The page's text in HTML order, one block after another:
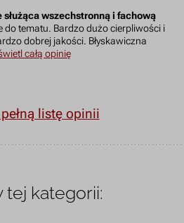
służąca wszechstronną i fachową
do tematu. Bardzo dużo cierpliwości i
dobrej jakości. Błyskawiczna
całą opinię
listę opinii
tej kategorii: